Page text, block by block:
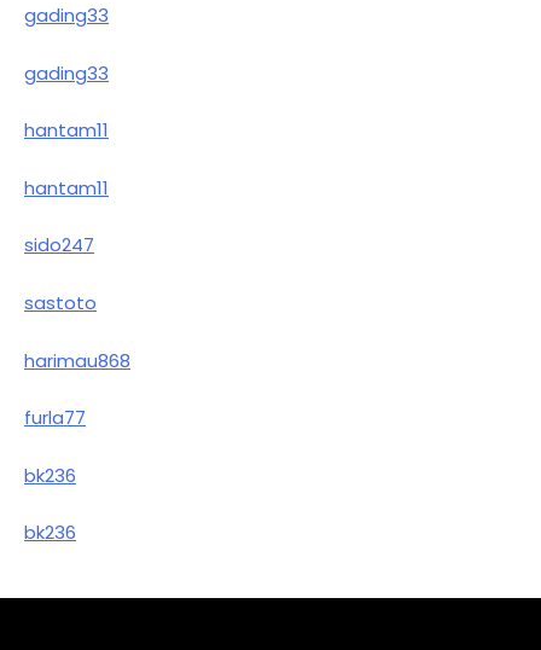
gading33
gading33
hantam11
hantam11
sido247
sastoto
harimau868
furla77
bk236
bk236